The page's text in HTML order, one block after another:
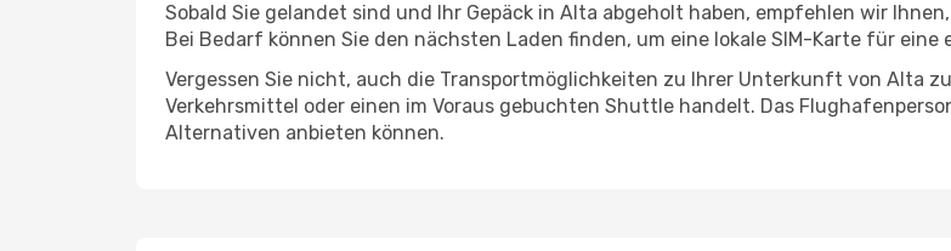
Sobald Sie gelandet sind und Ihr Gepäck in Alta abgeholt haben, empfehlen wir
Bei Bedarf können Sie den nächsten Laden finden, um eine lokale SIM-Karte für
Vergessen Sie nicht, auch die Transportmöglichkeiten zu Ihrer Unterkunft von Alta
Verkehrsmittel oder einen im Voraus gebuchten Shuttle handelt. Das
Alternativen anbieten können.